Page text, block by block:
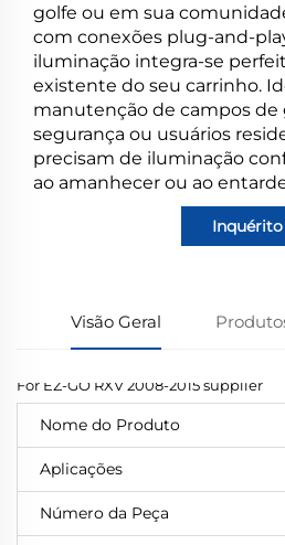
golfe ou em sua
com conexões plug-and-
iluminação integra-se
existente do seu carrinho.
manutenção de campos de
segurança ou usuários
precisam de iluminação
ao amanhecer ou ao
Inquérito
Visão Geral
Nome do Produto
Aplicações
Número da Peça